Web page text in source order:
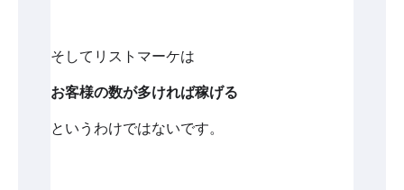
そしてリストマーケは
お客様の数が多ければ稼げる
というわけではないです。